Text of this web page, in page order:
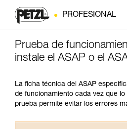
PROFESIONAL
Prueba de
instale el ASAP o el
La ficha técnica del ASAP
de funcionamiento cada vez que
prueba permite evitar los errores